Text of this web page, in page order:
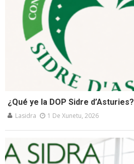
¿Qué ye la DOP Sidre d’Asturies?
Lasidra 1 De Xunetu, 2026